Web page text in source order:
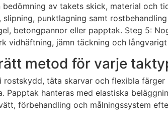
av takets skick, material och
punktlagning samt
betongpannor eller papptak. Steg 5:
vidhäftning, jämn täckning och
metod för varje
täta skarvar och flexibla
hanteras med elastiska
förbehandling och målningssystem